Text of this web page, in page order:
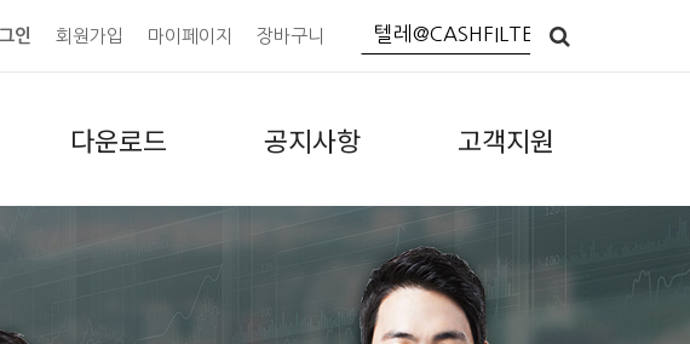
장바구니
마이페이지
회원가입
인
다운로드 공지사항 고객지원